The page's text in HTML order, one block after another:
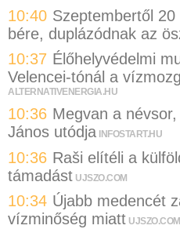
10:40 Szeptembertől
bére, duplázódnak az
10:37 Élőhelyvédelmi
Velencei-tónál a
ALTERNATIVENERGIA.HU
10:36 Megvan a
János utódja INFOSTART.HU
10:36 Raši elítéli a
támadást UJSZO.COM
10:34 Újabb medencét
vízminőség miatt UJSZO.COM